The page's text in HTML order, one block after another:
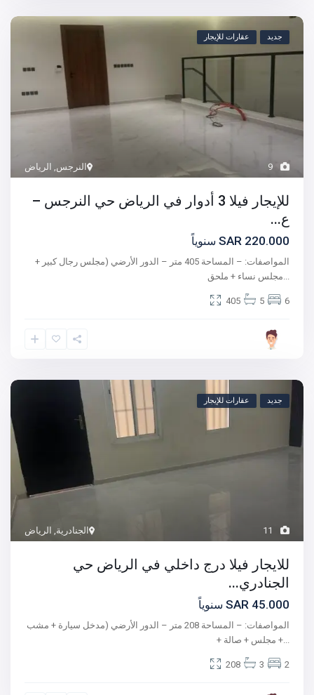
9 النرجس, الرياض
عقارات للإيجار جديد
للإيجار فيلا 3 أدوار في الرياض حي النرجس –
ع...
220.000 SAR سنوياً
المواصفات: – المساحة 405 متر – الدور الأرضي (مجلس رجال كبير +
مجلس نساء + ملحق...
6
5
405
الجنادرية, الرياض
عقارات للإيجار جديد
للايجار فيلا درج داخلي في الرياض حي
الجنادري...
45.000 SAR سنوياً
المواصفات: – المساحة 208 متر – الدور الأرضي (مدخل سيارة + مشب
+ مجلس + صالة +...
2
3
208